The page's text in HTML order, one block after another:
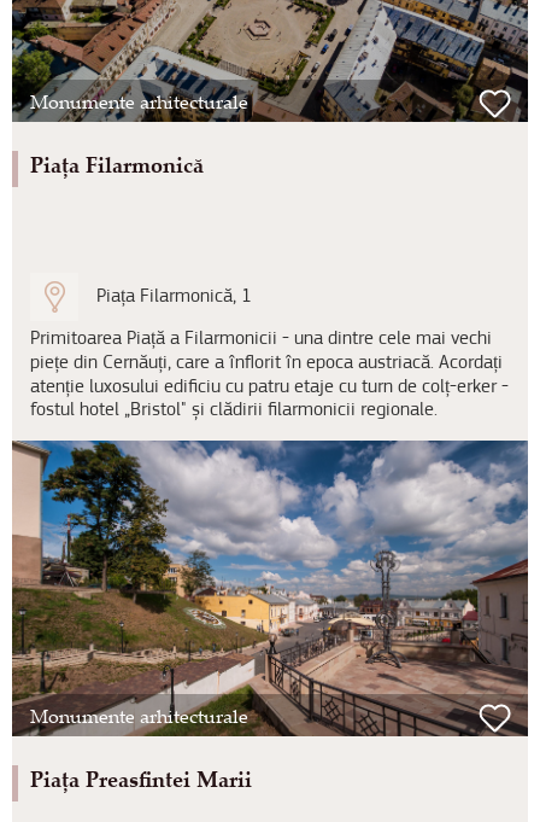
Monumente arhitecturale
Piața Filarmonică
Piața Filarmonică, 1
Primitoarea Piață a Filarmonicii - una dintre cele mai vechi
piețe din Cernăuți, care a înflorit în epoca austriacă. Acordați
atenție luxosului edificiu cu patru etaje cu turn de colț-erker -
fostul hotel „Bristol" și clădirii filarmonicii regionale.
Monumente arhitecturale
Piața Preasfintei Marii